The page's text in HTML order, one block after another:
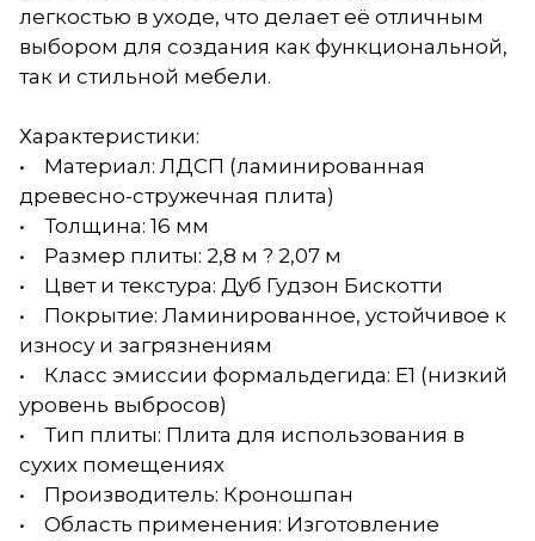
легкостью в уходе, что делает её отличным
выбором для создания как функциональной,
так и стильной мебели.
Характеристики:
• Материал: ЛДСП (ламинированная
древесно-стружечная плита)
• Толщина: 16 мм
• Размер плиты: 2,8 м ? 2,07 м
• Цвет и текстура: Дуб Гудзон Бискотти
• Покрытие: Ламинированное, устойчивое к
износу и загрязнениям
• Класс эмиссии формальдегида: Е1 (низкий
уровень выбросов)
• Тип плиты: Плита для использования в
сухих помещениях
• Производитель: Кроношпан
• Область применения: Изготовление